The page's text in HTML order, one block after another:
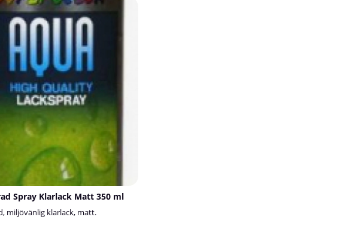
Spray Klarlack Matt 350 ml
miljövänlig klarlack, matt.